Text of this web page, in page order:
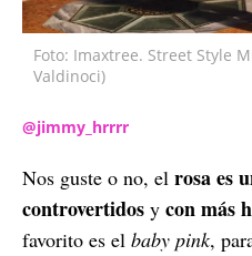
Foto: Imaxtree. Street Style
Valdinoci)
@jimmy_hrrrr
Nos guste o no, el rosa es
controvertidos y con más
favorito es el baby pink,